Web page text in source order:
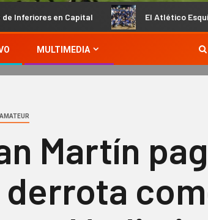
El Atlético Esquiú decidió no
MULTIMEDIA
Martín
derrota